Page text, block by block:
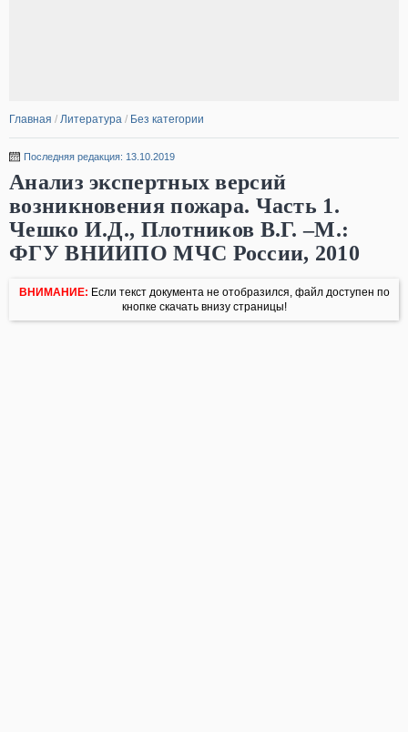
Главная / Литература / Без категории
Последняя редакция: 13.10.2019
Анализ экспертных версий
возникновения пожара. Часть 1.
Чешко И.Д., Плотников В.Г. –М.:
ФГУ ВНИИПО МЧС России, 2010
ВНИМАНИЕ: Если текст документа не отобразился, файл доступен по
кнопке скачать внизу страницы!